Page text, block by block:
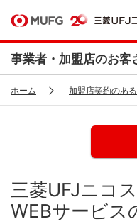
事業者・加盟店のお客
ホーム 加盟店契約のあ
三菱UFJニコ
WEBサービス